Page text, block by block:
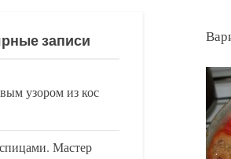
записи
узором из кос
Мастер